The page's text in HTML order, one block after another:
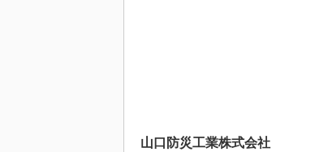
山口防災工業株式会社